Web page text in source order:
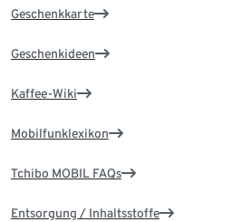
Geschenkkarte
Geschenkideen
Kaffee-Wiki
Mobilfunklexikon
Tchibo MOBIL FAQs
Entsorgung / Inhaltsstoffe